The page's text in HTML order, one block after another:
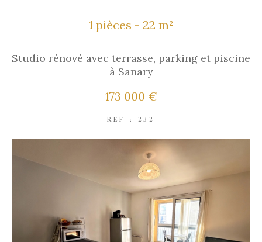
1 pièces - 22 m²
Studio rénové avec terrasse, parking et piscine
à Sanary
173 000 €
REF : 232